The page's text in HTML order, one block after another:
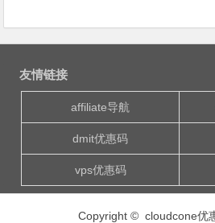
友情链接
affiliate导航
dmit优惠码
vps优惠码
Copyright © cloudcone优